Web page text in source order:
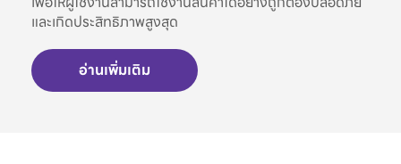
และเกิดประสิทธิภาพสูงสุด
อ่านเพิ่มเติม